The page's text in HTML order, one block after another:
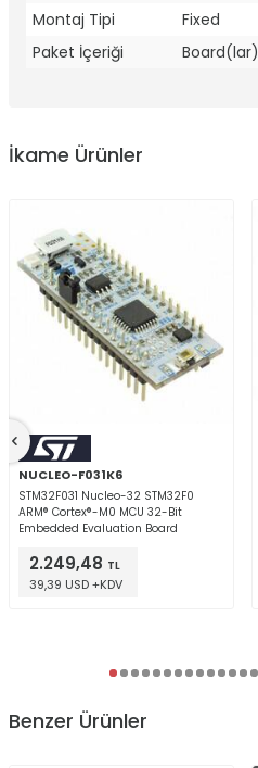
Montaj Tipi
Fixed
Paket İçeriği
Board(lar)
İkame Ürünler
NUCLEO-F031K6
STM32F031 Nucleo-32 STM32F0
ARM® Cortex®-M0 MCU 32-Bit
Embedded Evaluation Board
2.249,48 TL
39,39 USD +KDV
Benzer Ürünler